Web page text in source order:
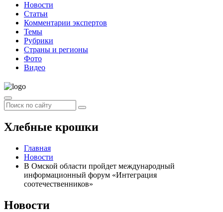
Новости
Статьи
Комментарии экспертов
Темы
Рубрики
Страны и регионы
Фото
Видео
Хлебные крошки
Главная
Новости
В Омской области пройдет международный
информационный форум «Интеграция
соотечественников»
Новости